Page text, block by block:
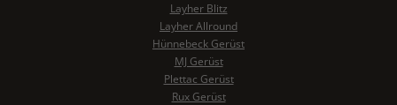
Layher Blitz
Layher Allround
Hünnebeck Gerüst
MJ Gerüst
Plettac Gerüst
Rux Gerüst